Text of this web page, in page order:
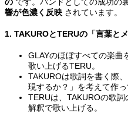
の です。バンドとしての成功の
響が色濃く反映 されています。
1. TAKUROとTERUの「言葉と
GLAYのほぼすべての楽曲
歌い上げるTERU。
TAKUROは歌詞を書く際
現するか？」を考えて作っ
TERUは、TAKUROの歌
解釈で歌い上げる。